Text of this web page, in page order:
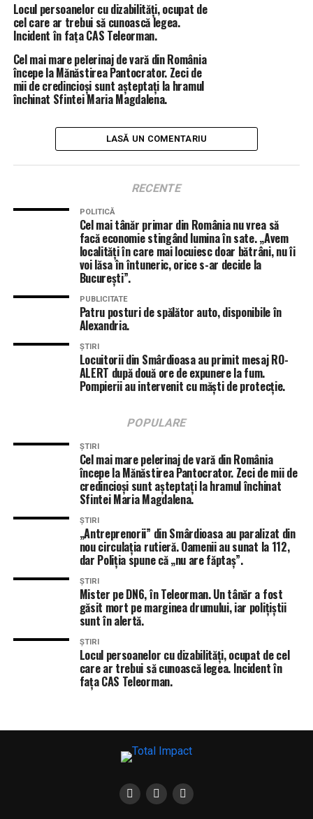
Locul persoanelor cu dizabilități, ocupat de
cel care ar trebui să cunoască legea.
Incident în fața CAS Teleorman.
Cel mai mare pelerinaj de vară din România
începe la Mănăstirea Pantocrator. Zeci de
mii de credincioși sunt așteptați la hramul
închinat Sfintei Maria Magdalena.
LASĂ UN COMENTARIU
RECENTE
POLITICĂ
Cel mai tânăr primar din România nu vrea să
facă economie stingând lumina în sate. „Avem
localități în care mai locuiesc doar bătrâni, nu îi
voi lăsa în întuneric, orice s-ar decide la
București”.
PUBLICITATE
Patru posturi de spălător auto, disponibile în
Alexandria.
ȘTIRI
Locuitorii din Smârdioasa au primit mesaj RO-
ALERT după două ore de expunere la fum.
Pompierii au intervenit cu măști de protecție.
POPULARE
ȘTIRI
Cel mai mare pelerinaj de vară din România
începe la Mănăstirea Pantocrator. Zeci de mii de
credincioși sunt așteptați la hramul închinat
Sfintei Maria Magdalena.
ȘTIRI
„Antreprenorii” din Smârdioasa au paralizat din
nou circulația rutieră. Oamenii au sunat la 112,
dar Poliția spune că „nu are făptaș”.
ȘTIRI
Mister pe DN6, în Teleorman. Un tânăr a fost
găsit mort pe marginea drumului, iar polițiștii
sunt în alertă.
ȘTIRI
Locul persoanelor cu dizabilități, ocupat de cel
care ar trebui să cunoască legea. Incident în
fața CAS Teleorman.